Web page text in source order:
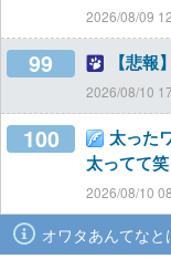
2026/08/09
99 【悲
2026/08/10
100
太った
太ってて
2026/08/10
オワタあんてなと